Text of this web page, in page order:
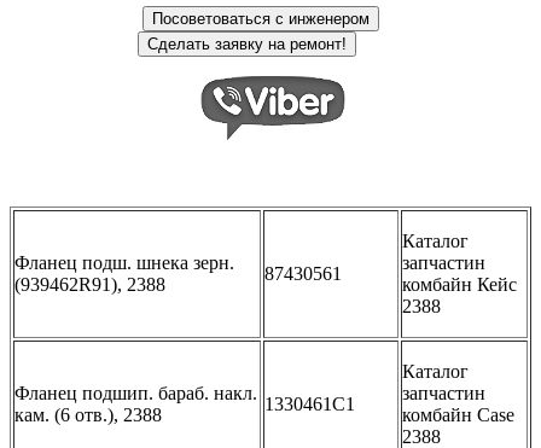
Фланец подш. шнека зерн.
(939462R91), 2388
87430561
Каталог
запчастин
комбайн Кейс
2388
Фланец подшип. бараб. накл.
кам. (6 отв.), 2388
1330461C1
Каталог
запчастин
комбайн Case
2388